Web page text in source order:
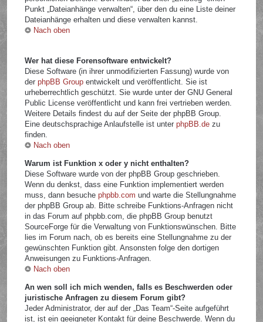
Punkt „Dateianhänge verwalten“, über den du eine Liste deiner
Dateianhänge erhalten und diese verwalten kannst.
Nach oben
Wer hat diese Forensoftware entwickelt?
Diese Software (in ihrer unmodifizierten Fassung) wurde von
derphpBB Group entwickelt und veröffentlicht. Sie ist
urheberrechtlich geschützt. Sie wurde unter der GNU General
Public License veröffentlicht und kann frei vertrieben werden.
Weitere Details findest du auf der Seite der phpBB Group.
Eine deutschsprachige Anlaufstelle ist unterphpBB.de zu
finden.
Nach oben
Warum ist Funktion x oder y nicht enthalten?
Diese Software wurde von der phpBB Group geschrieben.
Wenn du denkst, dass eine Funktion implementiert werden
muss, dann besuchephpbb.com und warte die Stellungnahme
der phpBB Group ab. Bitte schreibe Funktions-Anfragen nicht
in das Forum auf phpbb.com, die phpBB Group benutzt
SourceForge für die Verwaltung von Funktionswünschen. Bitte
lies im Forum nach, ob es bereits eine Stellungnahme zu der
gewünschten Funktion gibt. Ansonsten folge den dortigen
Anweisungen zu Funktions-Anfragen.
Nach oben
An wen soll ich mich wenden, falls es Beschwerden oder
juristische Anfragen zu diesem Forum gibt?
Jeder Administrator, der auf der „Das Team“-Seite aufgeführt
ist, ist ein geeigneter Kontakt für deine Beschwerde. Wenn du